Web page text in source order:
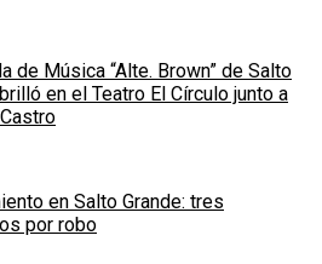
de Música “Alte. Brown” de Salto
en el Teatro El Círculo junto a
en Salto Grande: tres
por robo